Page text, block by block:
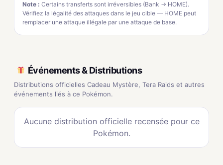
Note : Certains transferts sont irréversibles (Bank → HOME).
Vérifiez la légalité des attaques dans le jeu cible — HOME peut
remplacer une attaque illégale par une attaque de base.
Événements & Distributions
Distributions officielles Cadeau Mystère, Tera Raids et autres
événements liés à ce Pokémon.
Aucune distribution officielle recensée pour ce
Pokémon.